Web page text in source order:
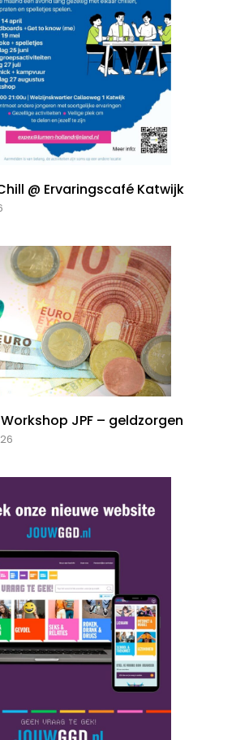
@ Ervaringscafé Katwijk
JPF – geldzorgen